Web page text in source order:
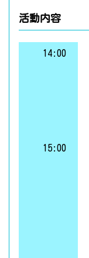
活動内容
14:00
15:00